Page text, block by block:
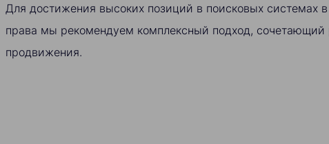
Для достижения высоких позиций в поисковых системах в
права мы рекомендуем комплексный подход,
продвижения.